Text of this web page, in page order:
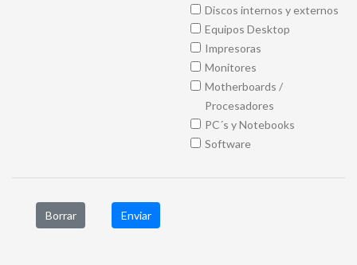
Discos internos y externos
Equipos Desktop
Impresoras
Monitores
Motherboards /
Procesadores
PC´s y Notebooks
Software
Borrar Enviar